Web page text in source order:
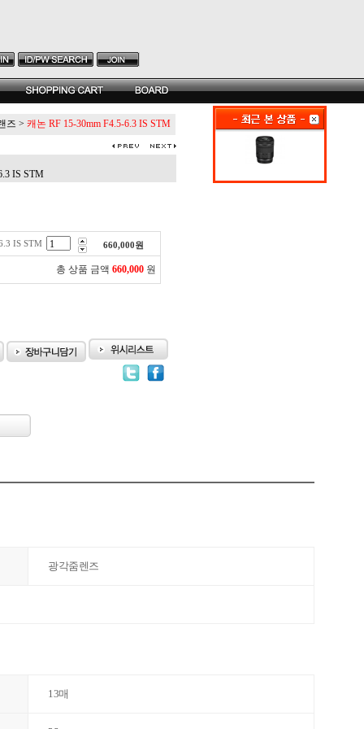
즈 > 캐논 RF 15-30mm F4.5-6.3 IS STM
IS STM
IS STM 660,000원
총 상품 금액 660,000 원
광각줌렌즈
13매